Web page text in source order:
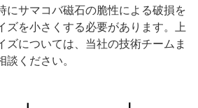
にサマコバ磁石の脆性による破損を
ズを小さくする必要があります。上
ズについては、当社の技術チームま
ください。